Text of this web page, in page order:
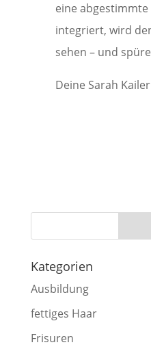
eine
integriert, wird
sehen – und
Deine Sarah Kailer
Kategorien
Ausbildung
fettiges Haar
Frisuren